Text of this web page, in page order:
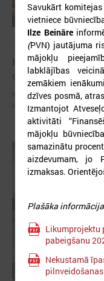
2024. gada 06. decembris
Komitejā diskutē
operatīvi
Komitejā diskutē par
avāriju gadījumā
Savukārt
vietniece
Ilze Beināre
(PVN) jautājuma
mājokļu
labklājības
zemākiem
dzīves posmā,
Izmantojot
aktivitāti
mājokļu
samazinātu
aizdevumam, jo
izmaksas.
Plašāka
Likumprojektu
pabeigšanu
Nekustamā